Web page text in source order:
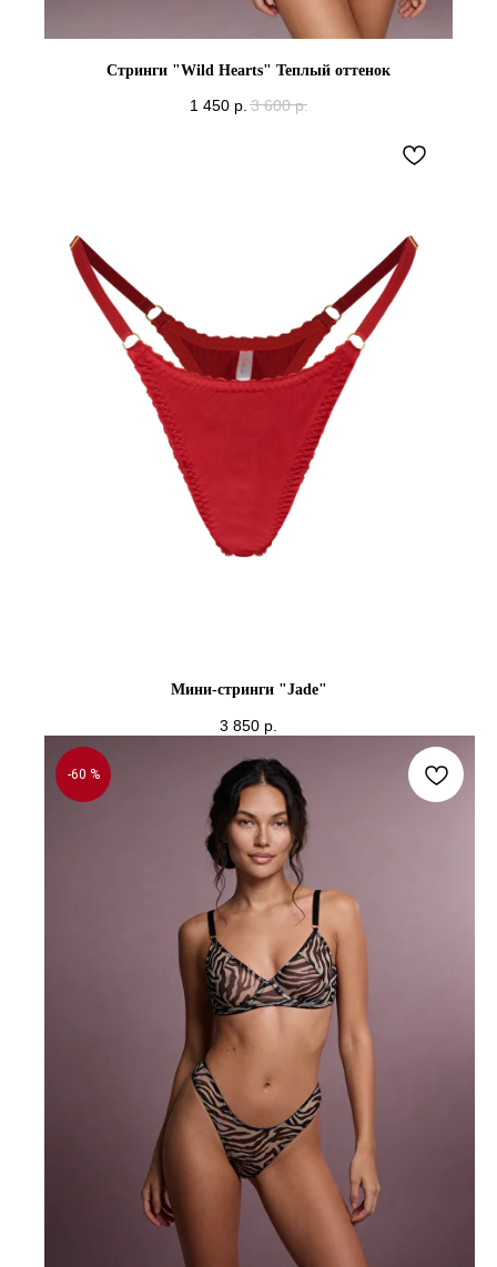
Стринги "Wild Hearts" Теплый оттенок
1 450 р. 3 600 р.
Мини-стринги "Jade"
3 850 р.
-60 %